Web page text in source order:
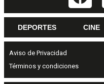
DEPORTES CINE
Aviso de Privacidad
Términos y condiciones